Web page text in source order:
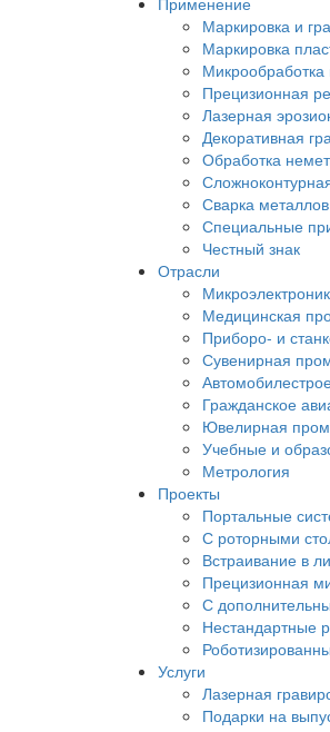
Маркировка и
Маркировка
Прецизионная
Лазерная
Декоративная
Обработка
Сварка металлов
Специальные
Честный знак
Отрасли
Медицинская
Приборо- и
Сувенирная
Гражданское
Ювелирная
Учебные и
Метрология
Проекты
Портальные
С роторными
Встраивание в
Прецизионная
С
Нестандартные
Услуги
Лазерная
Подарки на